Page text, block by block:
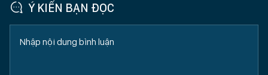
Ý KIẾN BẠN ĐỌC